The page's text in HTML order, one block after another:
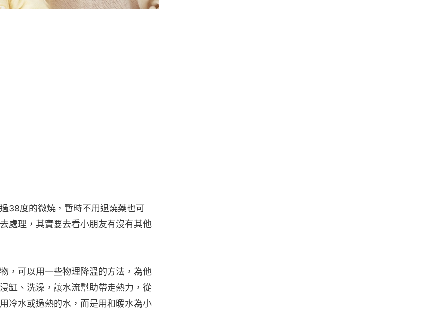
38度的微燒，暫時不用退燒藥也可
處理，其實要去看小朋友有沒有其他
，可以用一些物理降溫的方法，為他
缸、洗澡，讓水流幫助帶走熱力，從
冷水或過熱的水，而是用和暖水為小